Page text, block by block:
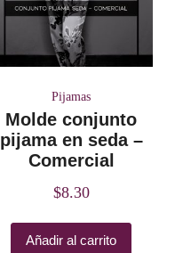
Pijamas
Molde conjunto
pijama en seda –
Comercial
$8.30
Añadir al carrito